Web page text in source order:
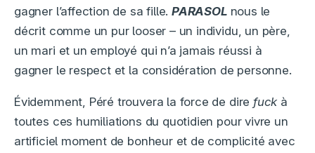
gagner l’affection de sa fille.PARASOL nous le
décrit comme un pur looser – un individu, un père,
un mari et un employé qui n’a jamais réussi à
gagner le respect et la considération de personne.
Évidemment, Péré trouvera la force de dire fuck à
toutes ces humiliations du quotidien pour vivre un
artificiel moment de bonheur et de complicité avec